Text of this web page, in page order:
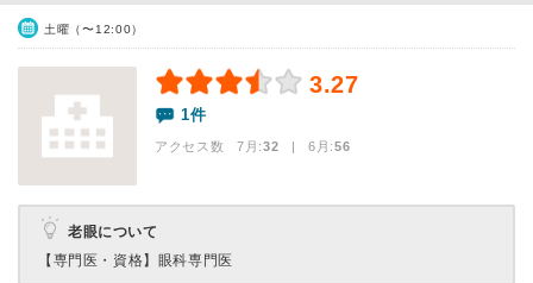
土曜（〜12:00）
3.27
1件
アクセス数 7月:32 | 6月:56
老眼について
【専門医・資格】 眼科専門医